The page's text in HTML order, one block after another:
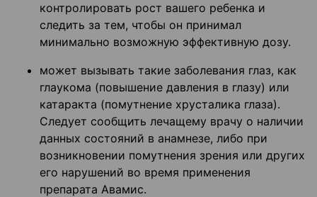
контролировать рост вашего ребенка и
следить за тем, чтобы он принимал
минимально возможную эффективную дозу.
может вызывать такие заболевания глаз, как
глаукома (повышение давления в глазу) или
катаракта (помутнение хрусталика глаза).
Следует сообщить лечащему врачу о наличии
данных состояний в анамнезе, либо при
возникновении помутнения зрения или других
его нарушений во время применения
препарата Авамис.